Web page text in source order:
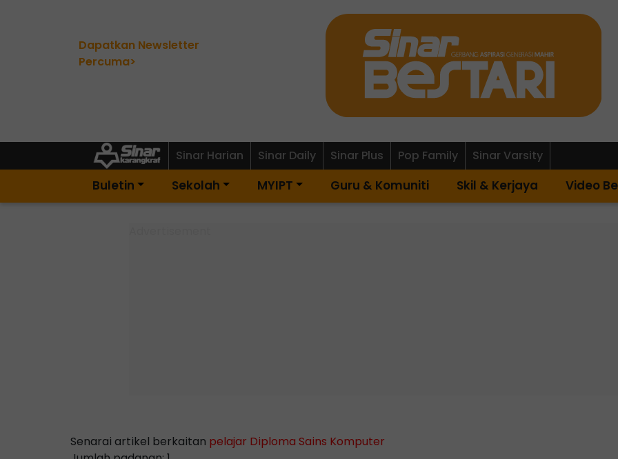
Dapatkan Newsletter
Percuma>
Sinar Harian Sinar Daily Sinar Plus Pop Family Sinar Varsity
Buletin Sekolah MYIPT Guru & Komuniti Skil & Kerjaya Video
Senarai artikel berkaitan pelajar Diploma Sains Komputer